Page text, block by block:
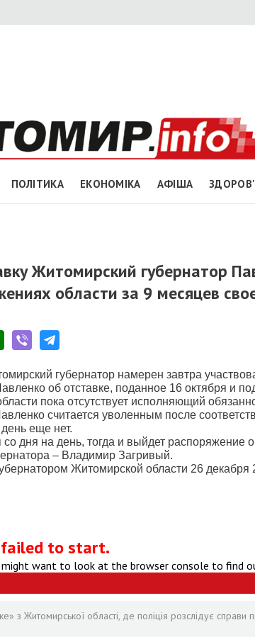
ПОЛІТИКА ЕКОНОМІКА АФІША
Житомирский губернатор
области за 9 месяцев
губернатор намерен завтра
об отставке, поданное 16 октября и
пока отсутствует исполняющий
считается уволенным после
еще нет.
со дня на день, тогда и выйдет распоряжение
– Владимир Загривый.
Житомирской области 26 декабря
failed to start.
want to look at the browser console to find
з Житомирської області, де поліція розслідує справи